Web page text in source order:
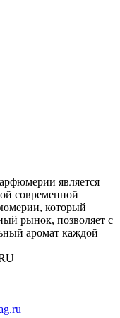
является
современной
который
рынок, позволяет с
аромат каждой